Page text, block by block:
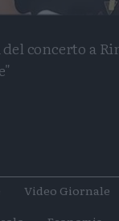
concerto a
Video Giornale